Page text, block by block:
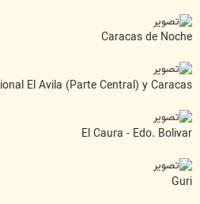
Caracas de Noche
El Avila (Parte Central) y Caracas
El Caura - Edo. Bolivar
Guri